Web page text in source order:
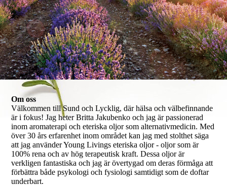
Om oss
Välkommen till Sund och Lycklig, där hälsa och välbefinnande
är i fokus! Jag heter Britta Jakubenko och jag är passionerad
inom aromaterapi och eteriska oljor som alternativmedicin. Med
över 30 års erfarenhet inom området kan jag med stolthet säga
att jag använder Young Livings eteriska oljor - oljor som är
100% rena och av hög terapeutisk kraft. Dessa oljor är
verkligen fantastiska och jag är övertygad om deras förmåga att
förbättra både psykologi och fysiologi samtidigt som de doftar
underbart.